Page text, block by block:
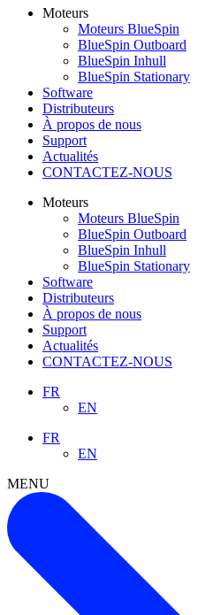
Moteurs
Moteurs BlueSpin
BlueSpin Outboard
BlueSpin Inhull
BlueSpin Stationary
Software
Distributeurs
À propos de nous
Support
Actualités
CONTACTEZ-NOUS
Moteurs
Moteurs BlueSpin
BlueSpin Outboard
BlueSpin Inhull
BlueSpin Stationary
Software
Distributeurs
À propos de nous
Support
Actualités
CONTACTEZ-NOUS
FR
EN
FR
EN
MENU